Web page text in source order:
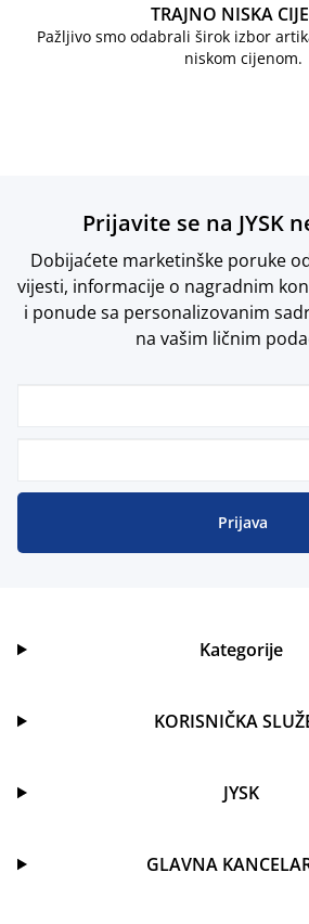
TRAJNO NISKA
Pažljivo smo odabrali širok izbor
niskom cijenom.
Prijavite se na JYSK
Dobijaćete marketinške poruke
vijesti, informacije o nagradnim
i ponude sa personalizovanim
na vašim ličnim
Prijava
Kategorije
KORISNIČKA
JYSK
GLAVNA